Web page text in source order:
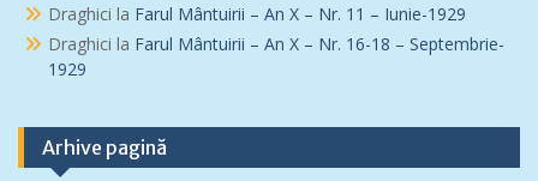
Draghici la Farul Mântuirii – An X – Nr. 11 – Iunie-1929
Draghici la Farul Mântuirii – An X – Nr. 16-18 – Septembrie-
1929
Arhive pagină